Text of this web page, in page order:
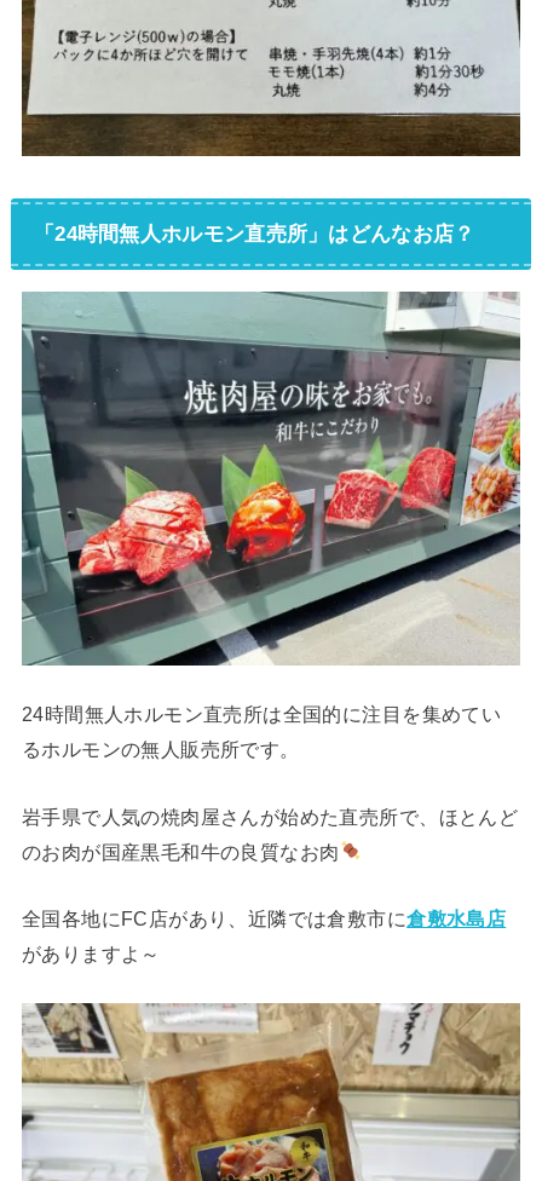
「24時間無人ホルモン直売所」はどんなお店？
24時間無人ホルモン直売所は全国的に注目を集めてい
るホルモンの無人販売所です。
岩手県で人気の焼肉屋さんが始めた直売所で、ほとんど
のお肉が国産黒毛和牛の良質なお肉
全国各地にFC店があり、近隣では倉敷市に倉敷水島店
がありますよ～